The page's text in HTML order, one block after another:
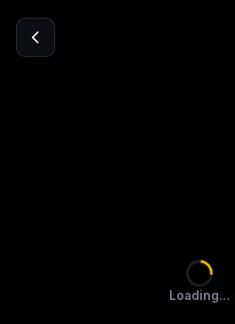
Loading…